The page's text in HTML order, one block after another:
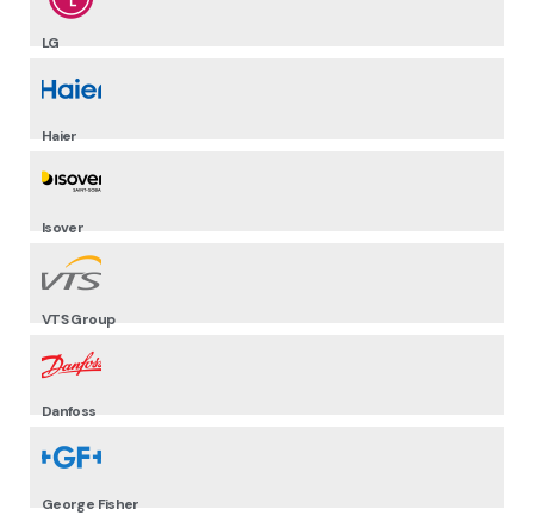
LG
Haier
Isover
VTS Group
Danfoss
George Fisher